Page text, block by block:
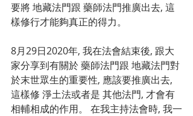
要將 地藏法門跟 藥師法門推廣出去, 這
樣修行才能夠真正的得力。
8月29日2020年, 我在法會結束後, 跟大
家分享到有關於 藥師法門跟 地藏法門對
於末世眾生的重要性, 應該要推廣出去,
這樣修 淨土法或者是 其他法門, 才會有
相輔相成的作用。 在我主持法會時, 我一